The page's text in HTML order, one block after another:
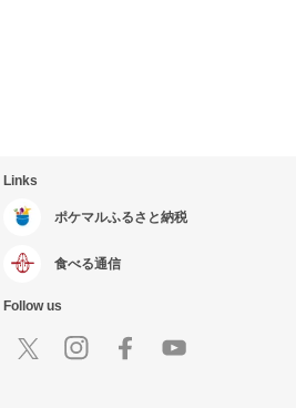
Links
ポケマルふるさと納税
食べる通信
Follow us